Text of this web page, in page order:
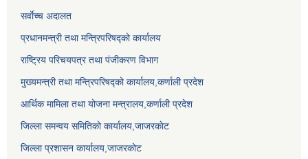
सर्वाेच्च अदालत
प्रधानमन्त्री तथा मन्त्रिपरिषद्को कार्यालय
राष्ट्रिय परिचयपत्र तथा पंजीकरण विभाग
मुख्यमन्त्री तथा मन्त्रिपरिषद्को कार्यालय,कर्णाली प्रदेश
आर्थिक मामिला तथा योजना मन्त्रालय,कर्णाली प्रदेश
जिल्ला समन्वय समितिको कार्यालय,जाजरकाेट
जिल्ला प्रशासन कार्यालय,जाजरकोट